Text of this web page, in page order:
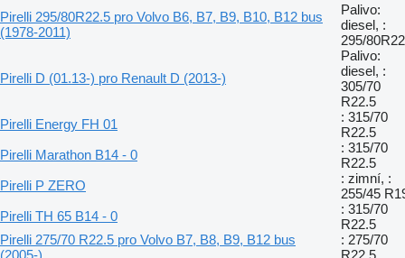
Pirelli 295/80R22.5 pro Volvo B6, B7, B9, B10, B12 bus
(1978-2011)
Palivo:
diesel, :
295/
Pirelli D (01.13-) pro Renault D (2013-)
Palivo:
diesel, :
305/70
R22.5
Pirelli Energy FH 01
: 315/70
R22.5
Pirelli Marathon B14 - 0
: 315/70
R22.5
Pirelli P ZERO
: zimní, :
255/45
Pirelli TH 65 B14 - 0
: 315/70
R22.5
Pirelli 275/70 R22.5 pro Volvo B7, B8, B9, B12 bus
(2005-)
: 275/70
R22.5